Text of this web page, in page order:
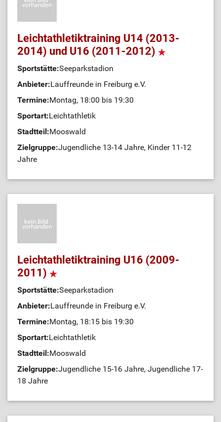
Leichtathletiktraining U14 (2013-
2014) und U16 (2011-2012)
Sportstätte:Seeparkstadion
Anbieter:Lauffreunde in Freiburg e.V.
Termine:Montag, 18:00 bis 19:30
Sportart:Leichtathletik
Stadtteil:Mooswald
Zielgruppe:Jugendliche 13-14 Jahre, Kinder 11-12
Jahre
Leichtathletiktraining U16 (2009-
2011)
Sportstätte:Seeparkstadion
Anbieter:Lauffreunde in Freiburg e.V.
Termine:Montag, 18:15 bis 19:30
Sportart:Leichtathletik
Stadtteil:Mooswald
Zielgruppe:Jugendliche 15-16 Jahre, Jugendliche 17-
18 Jahre